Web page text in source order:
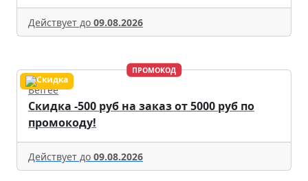
Действует до 09.08.2026
ПРОМОКОД
Befree
Скидка -500 руб на заказ от 5000 руб по
промокоду!
Действует до 09.08.2026